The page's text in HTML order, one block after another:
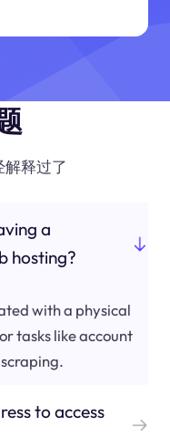
释过了
a
hosting?
with a physical
tasks like account
to access